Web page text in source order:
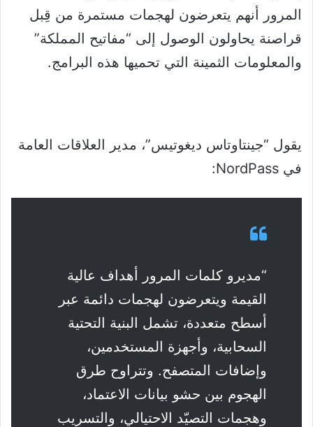
المرور أنهم يتعرضون لهجمات مستمرة من قِبل
قراصنة يحاولون الوصول إلى “مفاتيح المملكة”
والمعلومات الثمينة التي تحميها هذه البرامج.
يقول “جينتاوتاس ديغوتيس”، مدير العلاقات العامة
في NordPass:
“مديرو كلمات المرور أهداف عالية
القيمة ويتعرضون لهجمات دائمة عبر
أسطح متعددة، تشمل البنية التحتية
السحابية، وأجهزة المستخدمين،
وإضافات المتصفح. وتتراوح طرق
الهجوم بين حشو بيانات الاعتماد،
وهجمات التصيّد الاحتيالي، والتسريب